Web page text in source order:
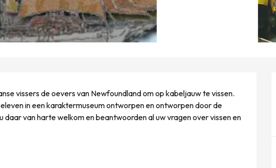
vissers de oevers van Newfoundland om op kabeljauw te vissen.
in een karaktermuseum ontworpen en ontworpen door de
daar van harte welkom en beantwoorden al uw vragen over vissen en